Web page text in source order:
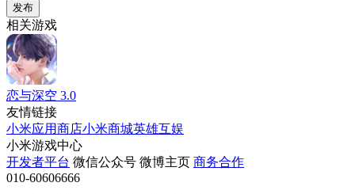
发布
相关游戏
恋与深空 3.0
友情链接
小米应用商店小米商城英雄互娱
小米游戏中心
开发者平台 微信公众号 微博主页 商务合作
010-60606666